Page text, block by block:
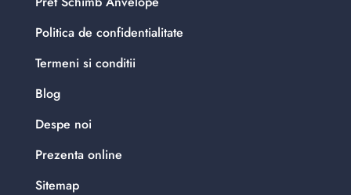
Politica de confidentialitate
Termeni si conditii
Blog
Despe noi
Prezenta online
Sitemap